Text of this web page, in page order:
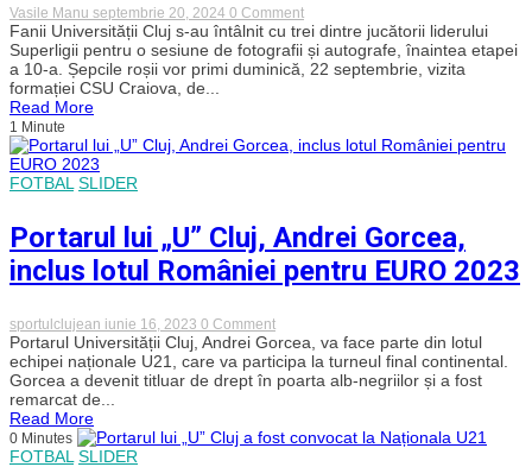
Vasile Manu septembrie 20, 2024 0 Commenton
Întâlnirea
jucătorilor
lui
„U”
înaintea
Fanii Universității Cluj s-au întâlnit cu trei dintre jucătorii liderului
Superligii pentru o sesiune de fotografii și autografe, înaintea etapei
a 10-a. Șepcile roșii vor primi duminică, 22 septembrie, vizita
formației CSU Craiova, de...
Read More
1 Minute
FOTBAL SLIDER
Portarul lui „U” Cluj, Andrei Gorcea,
inclus lotul României pentru EURO 2023
sportulclujean iunie 16, 2023 0 Commenton
Portarul
lui
„U”
Cluj,
inclus
Portarul Universității Cluj, Andrei Gorcea, va face parte din lotul
echipei naționale U21, care va participa la turneul final continental.
Gorcea a devenit titluar de drept în poarta alb-negriilor și a fost
remarcat de...
Read More
0 Minutes
FOTBAL SLIDER